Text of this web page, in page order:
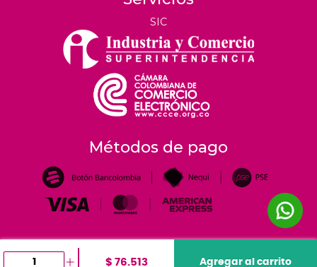
$ 76.513 Agregar al carrito
SIC
Métodos de pago